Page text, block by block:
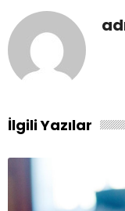
İlgili Yazılar